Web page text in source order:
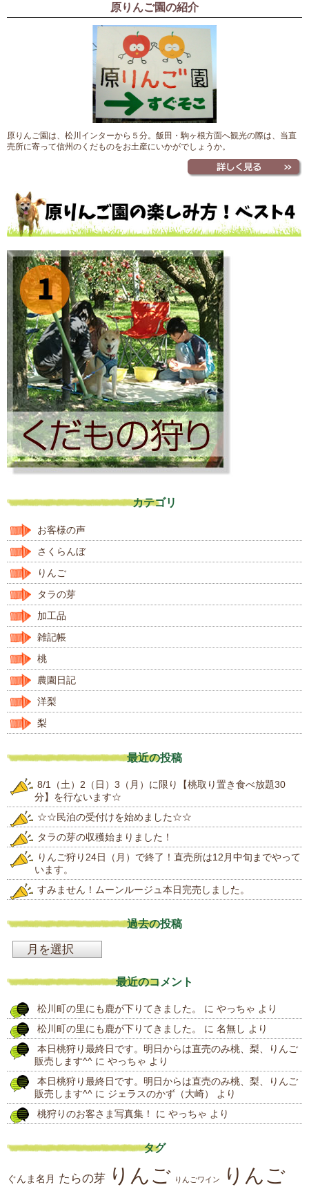
原りんご園の紹介
原りんご園は、松川インターから５分。飯田・駒ヶ根方面へ観光の際は、当直
売所に寄って信州のくだものをお土産にいかがでしょうか。
カテゴリ
お客様の声
さくらんぼ
りんご
タラの芽
加工品
雑記帳
桃
農園日記
洋梨
梨
最近の投稿
8/1（土）2（日）3（月）に限り【桃取り置き食べ放題30
分】を行ないます☆
☆☆民泊の受付けを始めました☆☆
タラの芽の収穫始まりました！
りんご狩り24日（月）で終了！直売所は12月中旬までやって
います。
すみません！ムーンルージュ本日完売しました。
過去の投稿
投
稿
最近のコメント
松川町の里にも鹿が下りてきました。 に やっちゃ より
松川町の里にも鹿が下りてきました。
に 名無し より
本日桃狩り最終日です。明日からは直売のみ桃、梨、りんご
販売します^^ に やっちゃ より
本日桃狩り最終日です。明日からは直売のみ桃、梨、りんご
販売します^^ に ジェラスのかず（大崎）
より
桃狩りのお客さま写真集！
に やっちゃ より
タグ
ぐんま名月 たらの芽 りんご りんごワイン りんご